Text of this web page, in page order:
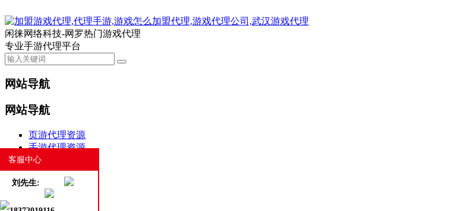
闲徕网络科技-网罗热门游戏代理
专业手游代理平台
网站导航
网站导航
页游代理资源
手游代理资源
合作案例
游戏动态
新闻资讯
商务合作 白班客服
客服中心
刘先生: